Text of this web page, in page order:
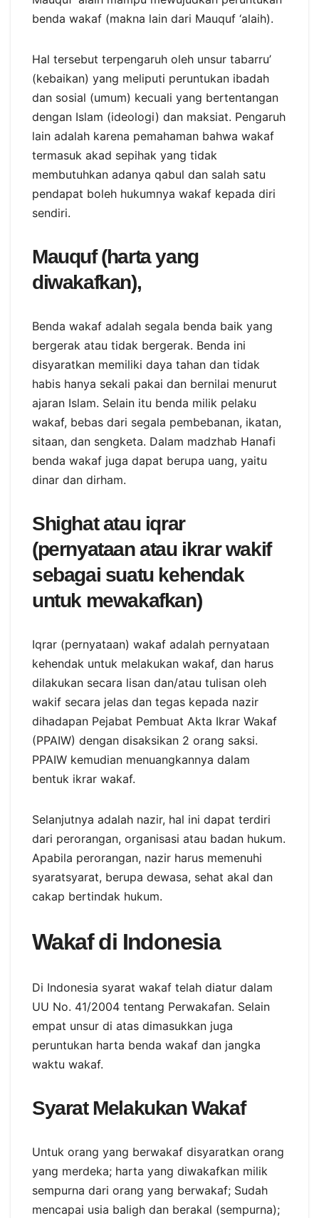
benda wakaf (makna lain dari Mauquf ‘alaih).
Hal tersebut terpengaruh oleh unsur tabarru’
(kebaikan) yang meliputi peruntukan ibadah
dan sosial (umum) kecuali yang bertentangan
dengan Islam (ideologi) dan maksiat. Pengaruh
lain adalah karena pemahaman bahwa wakaf
termasuk akad sepihak yang tidak
membutuhkan adanya qabul dan salah satu
pendapat boleh hukumnya wakaf kepada diri
sendiri.
Mauquf (harta yang
diwakafkan),
Benda wakaf adalah segala benda baik yang
bergerak atau tidak bergerak. Benda ini
disyaratkan memiliki daya tahan dan tidak
habis hanya sekali pakai dan bernilai menurut
ajaran Islam. Selain itu benda milik pelaku
wakaf, bebas dari segala pembebanan, ikatan,
sitaan, dan sengketa. Dalam madzhab Hanafi
benda wakaf juga dapat berupa uang, yaitu
dinar dan dirham.
Shighat atau iqrar
(pernyataan atau ikrar wakif
sebagai suatu kehendak
untuk mewakafkan)
Iqrar (pernyataan) wakaf adalah pernyataan
kehendak untuk melakukan wakaf, dan harus
dilakukan secara lisan dan/atau tulisan oleh
wakif secara jelas dan tegas kepada nazir
dihadapan Pejabat Pembuat Akta Ikrar Wakaf
(PPAIW) dengan disaksikan 2 orang saksi.
PPAIW kemudian menuangkannya dalam
bentuk ikrar wakaf.
Selanjutnya adalah nazir, hal ini dapat terdiri
dari perorangan, organisasi atau badan hukum.
Apabila perorangan, nazir harus memenuhi
syaratsyarat, berupa dewasa, sehat akal dan
cakap bertindak hukum.
Wakaf di Indonesia
Di Indonesia syarat wakaf telah diatur dalam
UU No. 41/2004 tentang Perwakafan. Selain
empat unsur di atas dimasukkan juga
peruntukan harta benda wakaf dan jangka
waktu wakaf.
Syarat Melakukan Wakaf
Untuk orang yang berwakaf disyaratkan orang
yang merdeka; harta yang diwakafkan milik
sempurna dari orang yang berwakaf; Sudah
mencapai usia baligh dan berakal (sempurna);